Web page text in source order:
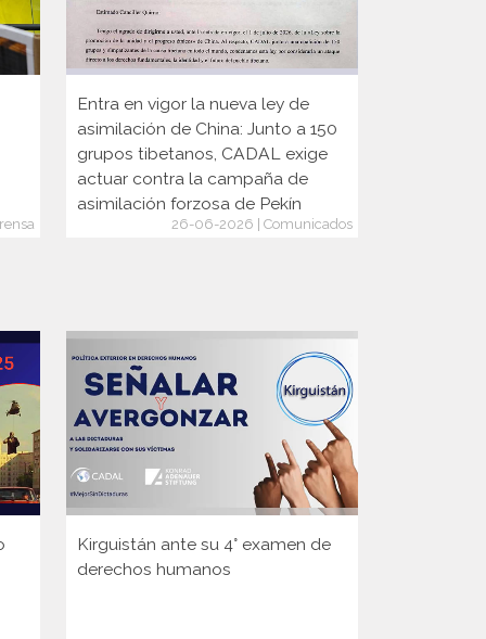
Entra en vigor la nueva ley de
asimilación de China: Junto a 150
grupos tibetanos, CADAL exige
actuar contra la campaña de
asimilación forzosa de Pekín
26-06-2026 | Comunicados
Kirguistán ante su 4° examen de
derechos humanos